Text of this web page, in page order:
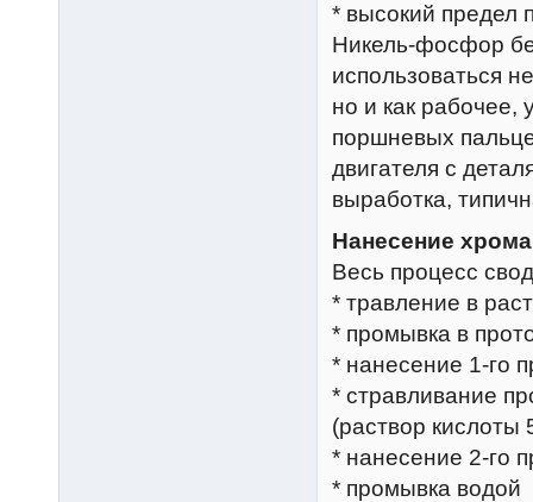
* высокий предел
Никель-фосфор
использоваться
но и как рабочее,
поршневых
двигателя с
выработка,
Нанесение
Весь процесс
* травление в
* промывка в
* нанесение 1-го
* стравливание
(раствор кислоты
* нанесение 2-го
* промывка водой